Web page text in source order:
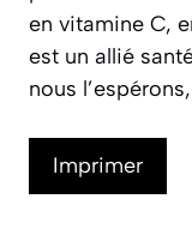
en vitamine C,
est un allié
nous
Imprimer